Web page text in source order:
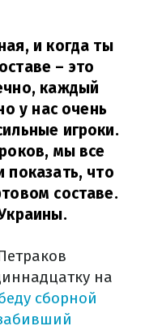
и когда ты
– это
каждый
у нас очень
игроки.
мы все
показать, что
составе.
на
сборной